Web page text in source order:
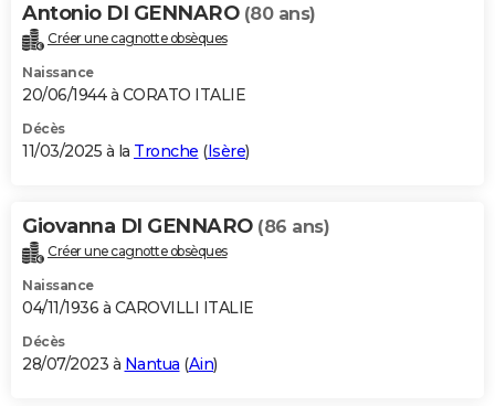
Antonio DI GENNARO (80 ans)
Créer une cagnotte obsèques
Naissance
20/06/1944 à CORATO ITALIE
Décès
11/03/2025 à la Tronche (Isère)
Giovanna DI GENNARO (86 ans)
Créer une cagnotte obsèques
Naissance
04/11/1936 à CAROVILLI ITALIE
Décès
28/07/2023 à Nantua (Ain)